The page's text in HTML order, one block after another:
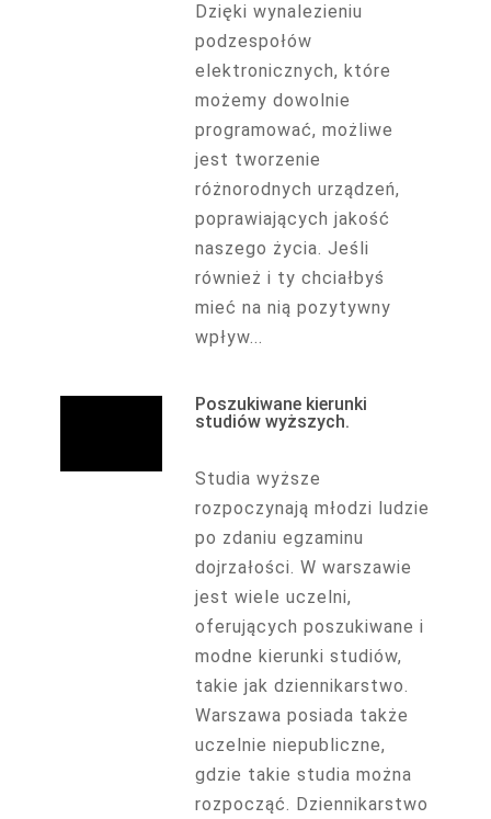
Dzięki wynalezieniu
podzespołów
elektronicznych, które
możemy dowolnie
programować, możliwe
jest tworzenie
różnorodnych urządzeń,
poprawiających jakość
naszego życia. Jeśli
również i ty chciałbyś
mieć na nią pozytywny
wpływ...
Poszukiwane kierunki
studiów wyższych.
Studia wyższe
rozpoczynają młodzi ludzie
po zdaniu egzaminu
dojrzałości. W warszawie
jest wiele uczelni,
oferujących poszukiwane i
modne kierunki studiów,
takie jak dziennikarstwo.
Warszawa posiada także
uczelnie niepubliczne,
gdzie takie studia można
rozpocząć. Dziennikarstwo